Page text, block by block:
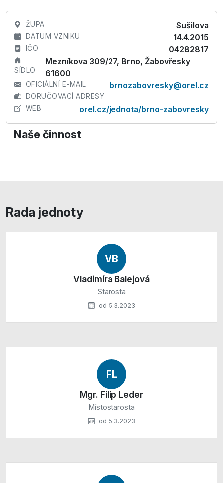
ŽUPA Sušilova
DATUM VZNIKU 14.4.2015
IČO 04282817
SÍDLO
Mezníkova 309/27, Brno, Žabovřesky
61600
OFICIÁLNÍ E-MAIL brnozabovresky@orel.cz
DORUČOVACÍ ADRESY
WEB
orel.cz/jednota/brno-zabovresky
Naše činnost
Rada jednoty
VB
Vladimíra Balejová
Starosta
od 5.3.2023
FL
Mgr. Filip Leder
Místostarosta
od 5.3.2023